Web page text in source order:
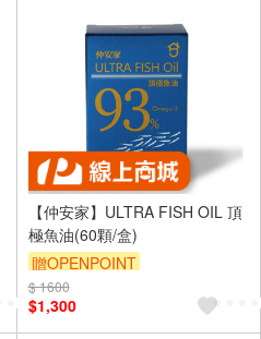
【仲安家】ULTRA FISH OIL 頂
極魚油(60顆/盒)
贈OPENPOINT
$ 1600
$1,300